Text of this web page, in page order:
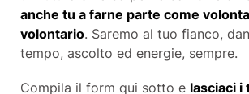
anche tu a farne parte come
volontario. Saremo al tuo fianco,
tempo, ascolto ed energie, sempre.
Compila il form qui sotto e lasciaci i